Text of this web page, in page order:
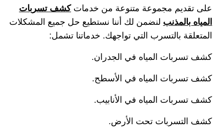
على تقديم مجموعة متنوعة من خدماتكشف تسربات
المياه بالمذنب لنضمن لك أننا نستطيع حل جميع المشكلات
المتعلقة بالتسرب التي تواجهك. خدماتنا تشمل:
كشف تسربات المياه في الجدران.
كشف تسربات المياه في الأسطح.
كشف تسربات المياه في الأنابيب.
كشف التسربات تحت الأرض.